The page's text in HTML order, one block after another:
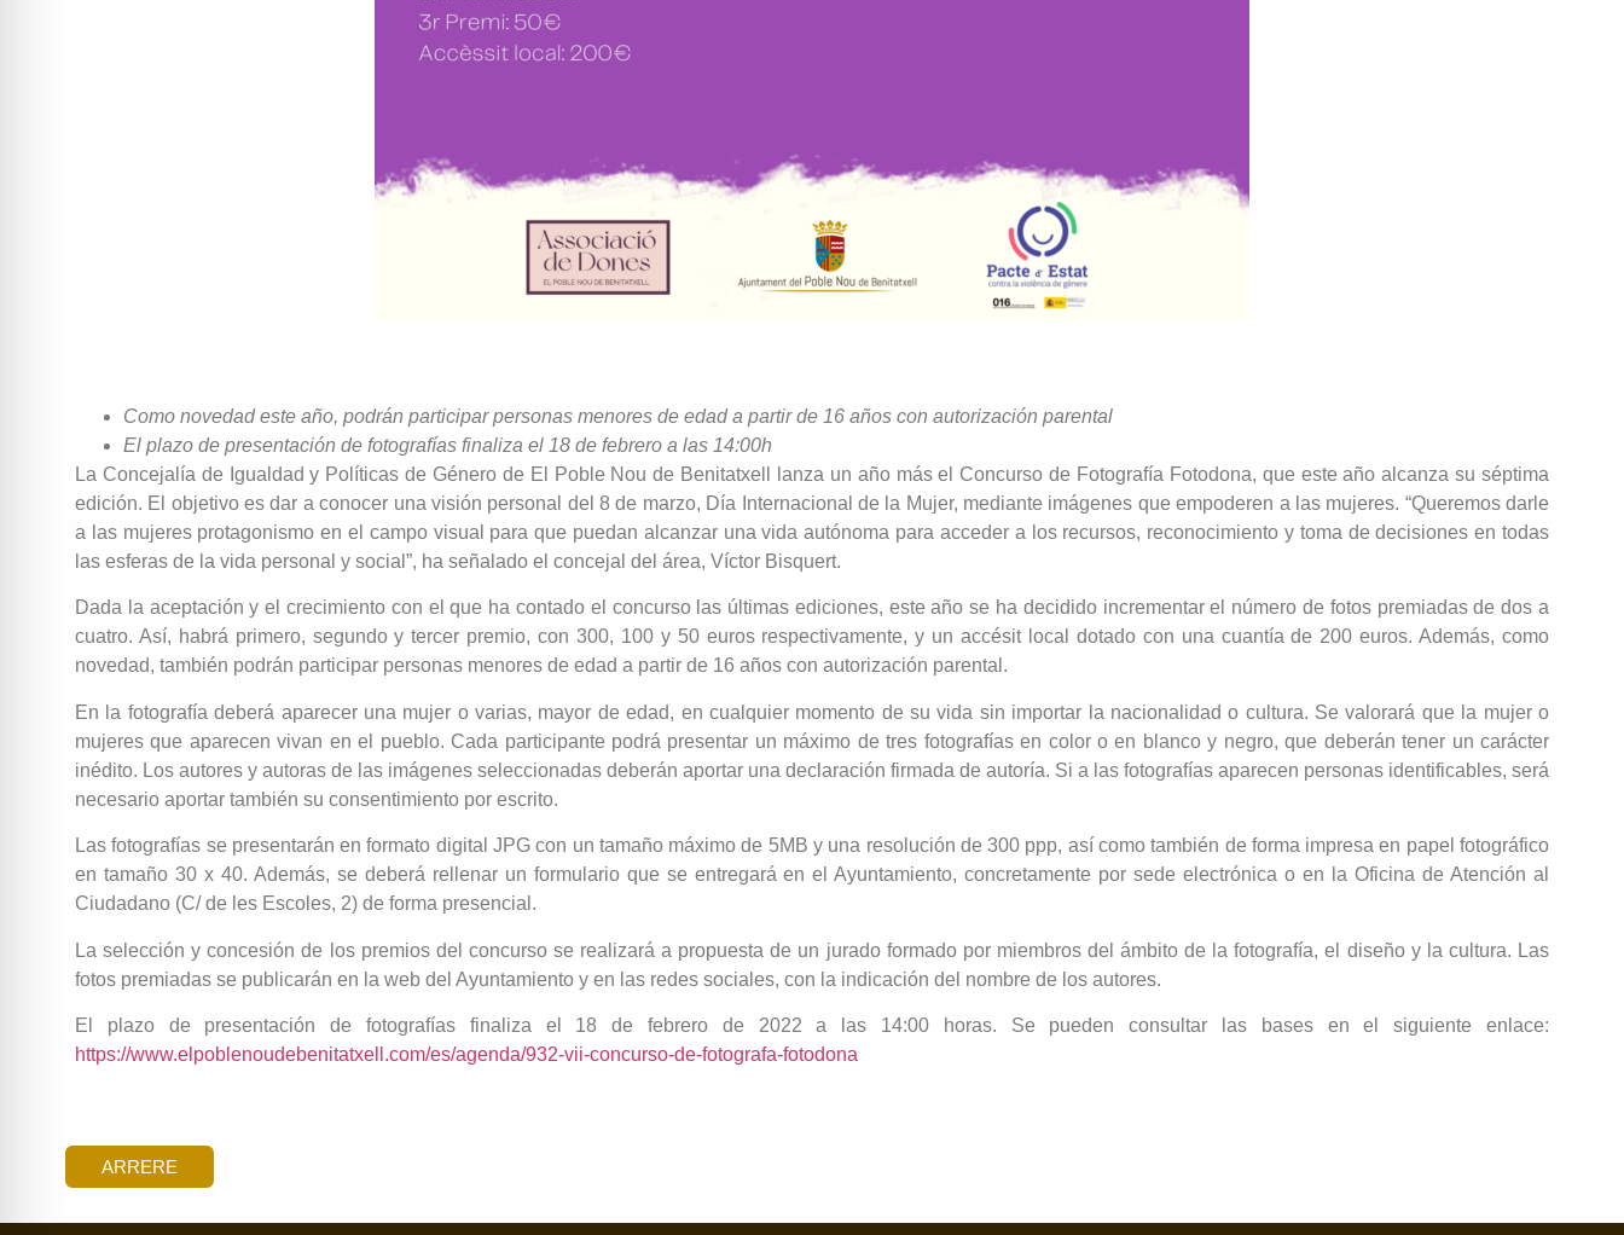
Como novedad este año, podrán participar personas menores de edad a partir de 16 años con autorización parental
El plazo de presentación de fotografías finaliza el 18 de febrero a las 14:00h
La Concejalía de Igualdad y Políticas de Género de El Poble Nou de Benitatxell lanza un año más el Concurso de Fotografía Fotodona, que este año alcanza su séptima
edición. El objetivo es dar a conocer una visión personal del 8 de marzo, Día Internacional de la Mujer, mediante imágenes que empoderen a las mujeres. “Queremos darle
a las mujeres protagonismo en el campo visual para que puedan alcanzar una vida autónoma para acceder a los recursos, reconocimiento y toma de decisiones en todas
las esferas de la vida personal y social”, ha señalado el concejal del área, Víctor Bisquert.
Dada la aceptación y el crecimiento con el que ha contado el concurso las últimas ediciones, este año se ha decidido incrementar el número de fotos premiadas de dos a
cuatro. Así, habrá primero, segundo y tercer premio, con 300, 100 y 50 euros respectivamente, y un accésit local dotado con una cuantía de 200 euros. Además, como
novedad, también podrán participar personas menores de edad a partir de 16 años con autorización parental.
En la fotografía deberá aparecer una mujer o varias, mayor de edad, en cualquier momento de su vida sin importar la nacionalidad o cultura. Se valorará que la mujer o
mujeres que aparecen vivan en el pueblo. Cada participante podrá presentar un máximo de tres fotografías en color o en blanco y negro, que deberán tener un carácter
inédito. Los autores y autoras de las imágenes seleccionadas deberán aportar una declaración firmada de autoría. Si a las fotografías aparecen personas identificables, será
necesario aportar también su consentimiento por escrito.
Las fotografías se presentarán en formato digital JPG con un tamaño máximo de 5MB y una resolución de 300 ppp, así como también de forma impresa en papel fotográfico
en tamaño 30 x 40. Además, se deberá rellenar un formulario que se entregará en el Ayuntamiento, concretamente por sede electrónica o en la Oficina de Atención al
Ciudadano (C/ de les Escoles, 2) de forma presencial.
La selección y concesión de los premios del concurso se realizará a propuesta de un jurado formado por miembros del ámbito de la fotografía, el diseño y la cultura. Las
fotos premiadas se publicarán en la web del Ayuntamiento y en las redes sociales, con la indicación del nombre de los autores.
El plazo de presentación de fotografías finaliza el 18 de febrero de 2022 a las 14:00 horas. Se pueden consultar las bases en el siguiente enlace:
https://www.elpoblenoudebenitatxell.com/es/agenda/932-vii-concurso-de-fotografa-fotodona
ARRERE